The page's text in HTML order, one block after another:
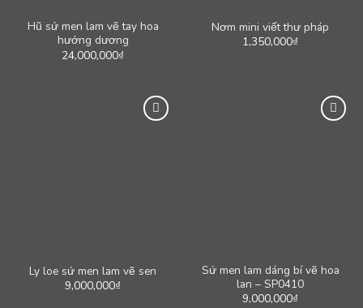
Hũ sứ men lam vẽ tay hoa
hướng dương
24,000,000₫
Nơm mini viết thư pháp
1,350,000₫
Ly loe sứ men lam vẽ sen
9,000,000₫
Sứ men lam dáng bí vẽ hoa
lan – SP0410
9,000,000₫